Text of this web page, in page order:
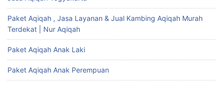
Paket Aqiqah , Jasa Layanan & Jual Kambing Aqiqah Murah
Terdekat | Nur Aqiqah
Paket Aqiqah Anak Laki
Paket Aqiqah Anak Perempuan